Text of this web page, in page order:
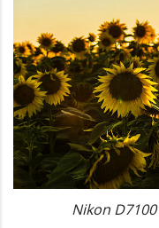
Nikon D7100